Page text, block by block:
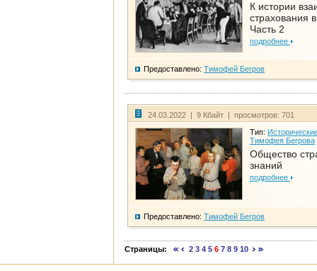
К истории
страхования
Часть 2
подробнее
Предоставлено: Тимофей Бегров
24.03.2022 | 9 Кбайт | просмотров: 701
Тип:
Тимофея Бегрова
Общество
знаний
подробнее
Предоставлено: Тимофей Бегров
Страницы: 2 3 4 5 6 7 8 9 10